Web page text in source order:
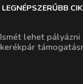
LEGNÉPSZERŰBB
Ismét lehet
kerékpár